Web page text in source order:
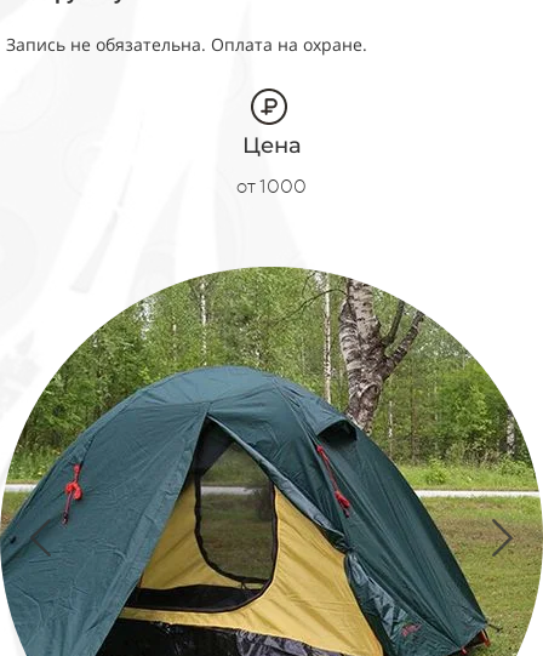
Запись не обязательна. Оплата на охране.
Цена
от 1000